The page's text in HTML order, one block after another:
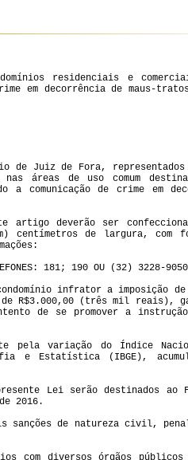
residenciais e
em decorrência de maus-
de Juiz de Fora,
áreas de uso comum
a comunicação de crime em
artigo deverão ser
centímetros de largura, com
181; 190 OU (32) 3228-
infrator a imposição
R$3.000,00 (três mil reais),
de se promover a instrução
pela variação do Índice
e Estatística (IBGE),
Lei serão destinados ao
2016.
sanções de natureza civil,
com diversos órgãos